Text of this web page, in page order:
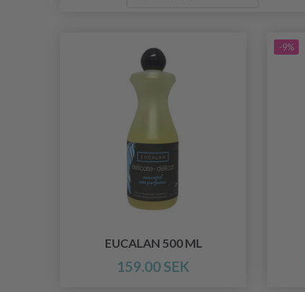
EUCALAN 500 ML
159.00 SEK
-9%